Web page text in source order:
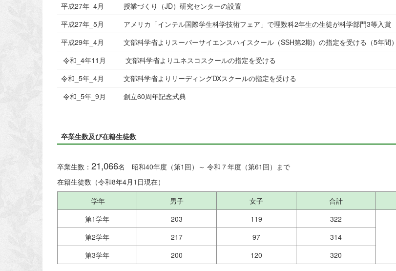
平成27年_4月
授業づくり（JD）研究センターの設置
平成27年_5月
アメリカ「インテル国際学生科学技術フェア」で理数科2年生の生徒が科学部門3等入賞
平成29年_4月
文部科学省よりスーパーサイエンスハイスクール（SSH第2期）の指定を受ける（5年間）
令和_4年11月
文部科学省よりユネスコスクールの指定を受ける
令和_5年_4月
文部科学省よりリーディングDXスクールの指定を受ける
令和_5年_9月
創立60周年記念式典
卒業生数及び在籍生徒数
卒業生数： 21,066名 昭和40年度（第1回）～ 令和７年度（第61回）まで
在籍生徒数（令和8年4月1日現在）
学年
男子 女子 合計
第1学年
203 119 322
第2学年 217 97
314
第3学年
200 120 320